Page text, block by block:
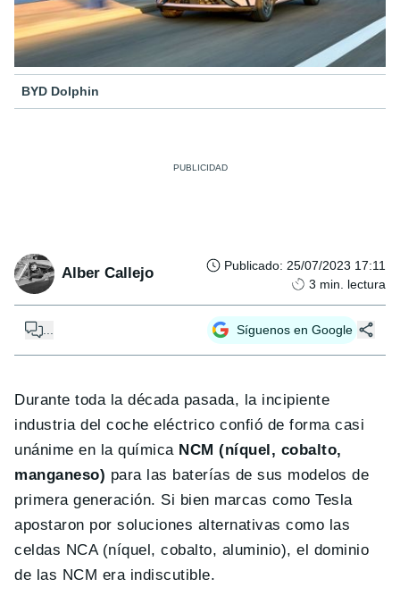
BYD Dolphin
Alber Callejo Publicado: 25/07/2023 17:11
3 min. lectura
Síguenos en Google
Durante toda la década pasada, la incipiente
industria del coche eléctrico confió de forma casi
unánime en la química NCM (níquel, cobalto,
manganeso) para las baterías de sus modelos de
primera generación. Si bien marcas como Tesla
apostaron por soluciones alternativas como las
celdas NCA (níquel, cobalto, aluminio), el dominio
de las NCM era indiscutible.